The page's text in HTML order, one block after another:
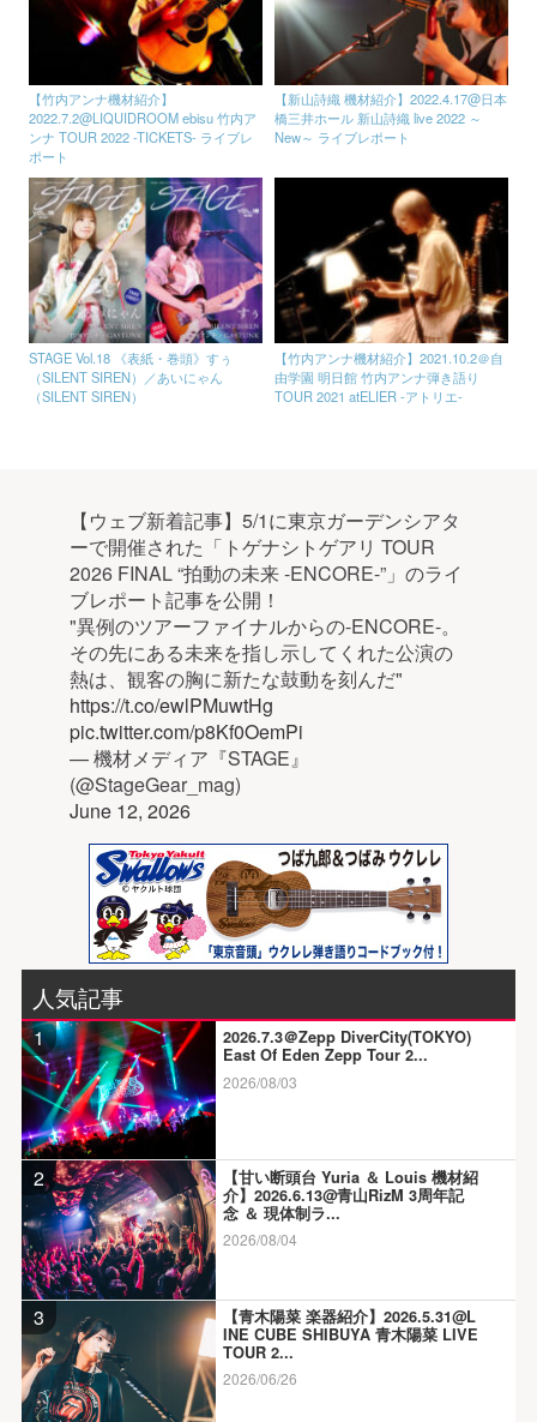
【竹内アンナ機材紹介】
2022.7.2@LIQUIDROOM ebisu 竹内ア
ンナ TOUR 2022 -TICKETS- ライブレ
ポート
【新山詩織 機材紹介】2022.4.17@日本
橋三井ホール 新山詩織 live 2022 ～
New～ ライブレポート
STAGE Vol.18 《表紙・巻頭》すぅ
（SILENT SIREN）／あいにゃん
（SILENT SIREN）
【竹内アンナ機材紹介】2021.10.2＠自
由学園 明日館 竹内アンナ弾き語り
TOUR 2021 atELIER -アトリエ-
【ウェブ新着記事】5/1に東京ガーデンシアタ
ーで開催された「トゲナシトゲアリ TOUR
2026 FINAL “拍動の未来 -ENCORE-”」のライ
ブレポート記事を公開！
"異例のツアーファイナルからの-ENCORE-。
その先にある未来を指し示してくれた公演の
熱は、観客の胸に新たな鼓動を刻んだ"
https://t.co/ewlPMuwtHg
pic.twitter.com/p8Kf0OemPi
— 機材メディア『STAGE』
(@StageGear_mag)
June 12, 2026
人気記事
1
2026.7.3＠Zepp DiverCity(TOKYO)
East Of Eden Zepp Tour 2...
2026/08/03
2
【甘い断頭台 Yuria ＆ Louis 機材紹
介】2026.6.13@青山RizM 3周年記
念 ＆ 現体制ラ...
2026/08/04
3
【青木陽菜 楽器紹介】2026.5.31@L
INE CUBE SHIBUYA 青木陽菜 LIVE
TOUR 2...
2026/06/26